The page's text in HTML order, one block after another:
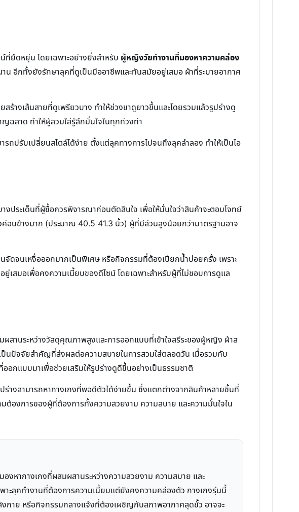
ยืดหยุ่น โดยเฉพาะอย่างยิ่งสำหรับ ผู้หญิงวัยทำงานที่มองหาความคล่อง
น อีกทั้งยังรักษาลุคที่ดูเป็นมืออาชีพและทันสมัยอยู่เสมอ ผ้าที่ระบายอากาศ
ร้างเส้นสายที่ดูเพรียวบาง ทำให้ช่วงขาดูยาวขึ้นและโดยรวมแล้วรูปร่างดู
ฉลาด ทำให้ผู้สวมใส่รู้สึกมั่นใจในทุกท่วงท่า
รถปรับเปลี่ยนสไตล์ได้ง่าย ตั้งแต่ลุคทางการไปจนถึงลุคลำลอง ทำให้เป็นไอ
ประเด็นที่ผู้ซื้อควรพิจารณาก่อนตัดสินใจ เพื่อให้มั่นใจว่าสินค้าจะตอบโจทย์
อนข้างมาก (ประมาณ 40.5-41.3 นิ้ว) ผู้ที่มีส่วนสูงน้อยกว่ามาตรฐานอาจ
จัดจนเหงื่อออกมากเป็นพิเศษ หรือกิจกรรมที่ต้องเปียกน้ำบ่อยครั้ง เพราะ
เสมอเพื่อคงความเนี้ยบของดีไซน์ โดยเฉพาะสำหรับผู้ที่ไม่ชอบการดูแล
สานระหว่างวัสดุคุณภาพสูงและการออกแบบที่เข้าใจสรีระของผู้หญิง ผ้าส
ป็นปัจจัยสำคัญที่ส่งผลต่อความสบายในการสวมใส่ตลอดวัน เมื่อรวมกับ
กแบบมาเพื่อช่วยเสริมให้รูปร่างดูดีขึ้นอย่างเป็นธรรมชาติ
งสามารถหากางเกงที่พอดีตัวได้ง่ายขึ้น ซึ่งแตกต่างจากสินค้าหลายชิ้นที่
ต้องการของผู้ที่ต้องการทั้งความสวยงาม ความสบาย และความมั่นใจใน
งหากางเกงที่ผสมผสานระหว่างความสวยงาม ความสบาย และ
ะลุคทำงานที่ต้องการความเนี้ยบแต่ยังคงความคล่องตัว กางเกงรุ่นนี้
าย หรือกิจกรรมกลางแจ้งที่ต้องเผชิญกับสภาพอากาศสุดขั้ว อาจจะ